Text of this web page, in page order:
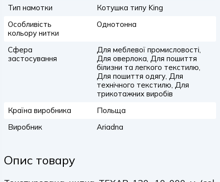
Тип намотки
Котушка типу King
Особливість
кольору нитки
Однотонна
Сфера
застосування
Для меблевої промисловості,
Для оверлока, Для пошиття
білизни та легкого текстилю,
Для пошиття одягу, Для
технічного текстилю, Для
трикотажних виробів
Країна виробника
Польща
Виробник
Ariadna
Опис товару